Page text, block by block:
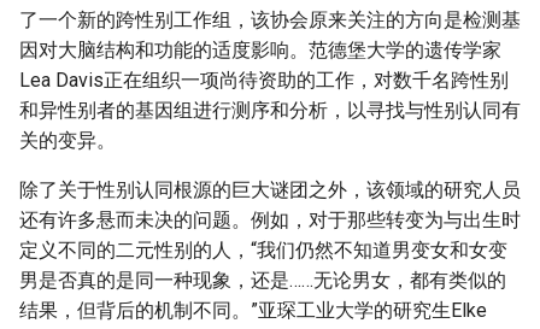
了一个新的跨性别工作组，该协会原来关注的方向是检测基
因对大脑结构和功能的适度影响。范德堡大学的遗传学家
Lea Davis正在组织一项尚待资助的工作，对数千名跨性别
和异性别者的基因组进行测序和分析，以寻找与性别认同有
关的变异。
除了关于性别认同根源的巨大谜团之外，该领域的研究人员
还有许多悬而未决的问题。例如，对于那些转变为与出生时
定义不同的二元性别的人，“我们仍然不知道男变女和女变
男是否真的是同一种现象，还是……无论男女，都有类似的
结果，但背后的机制不同。”亚琛工业大学的研究生Elke